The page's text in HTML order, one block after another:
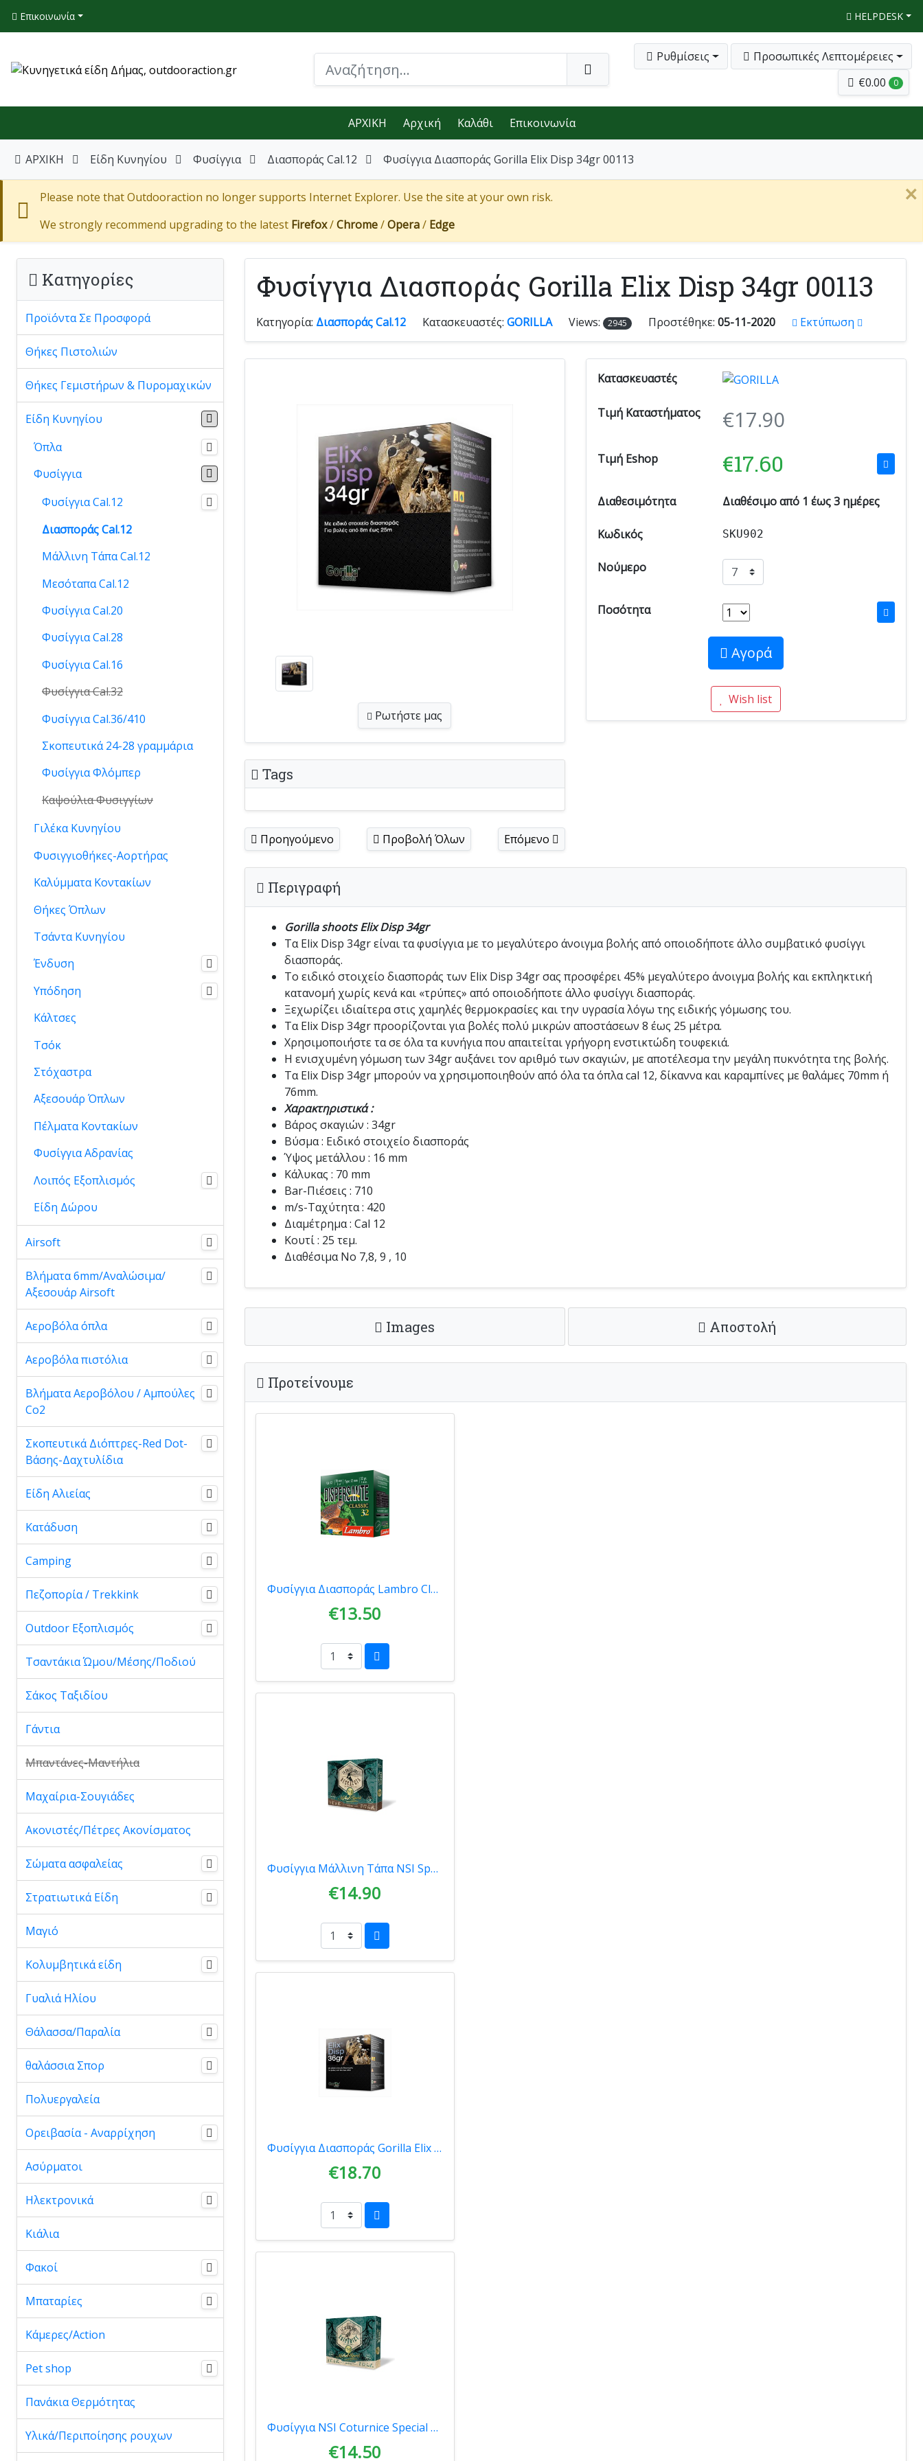
Επικοινωνία HELPDESK
Ρυθμίσεις
Προσωπικές Λεπτομέρειες
€0.00
0
ΑΡΧΙΚΗ Αρχική Καλάθι Επικοινωνία
ΑΡΧΙΚΗ Είδη Κυνηγίου Φυσίγγια Διασποράς Cal.12 Φυσίγγια Διασποράς Gorilla Elix Disp 34gr 00113
Please note that Outdooraction no longer supports Internet Explorer. Use the site at your own risk.
We strongly recommend upgrading to the latest Firefox/Chrome/Opera/ Edge
×
Φυσίγγια Διασποράς Gorilla Elix Disp 34gr 00113
Κατηγορία: Διασποράς Cal.12 Κατασκευαστές: GORILLA Views: 2945 Προστέθηκε: 05-11-2020 Εκτύπωση
Ρωτήστε μας
Tags
Προηγούμενο Προβολή Όλων Επόμενο
Κατασκευαστές
Τιμή Καταστήματος €17.90
Τιμή Eshop €17.60
Διαθεσιμότητα Διαθέσιμο από 1 έως 3 ημέρες
Κωδικός SKU902
Νούμερο
Ποσότητα
Αγορά
Wish list
Περιγραφή
Gorilla shoots Elix Disp 34gr
Τα Elix Disp 34gr είναι τα φυσίγγια με το μεγαλύτερο άνοιγμα βολής από οποιοδήποτε άλλο συμβατικό φυσίγγι
διασποράς.
Το ειδικό στοιχείο διασποράς των Elix Disp 34gr σας προσφέρει 45% μεγαλύτερο άνοιγμα βολής και εκπληκτική
κατανομή χωρίς κενά και «τρύπες» από οποιοδήποτε άλλο φυσίγγι διασποράς.
Ξεχωρίζει ιδιαίτερα στις χαμηλές θερμοκρασίες και την υγρασία λόγω της ειδικής γόμωσης του.
Τα Elix Disp 34gr προορίζονται για βολές πολύ μικρών αποστάσεων 8 έως 25 μέτρα.
Χρησιμοποιήστε τα σε όλα τα κυνήγια που απαιτείται γρήγορη ενστικτώδη τουφεκιά.
Η ενισχυμένη γόμωση των 34gr αυξάνει τον αριθμό των σκαγιών, με αποτέλεσμα την μεγάλη πυκνότητα της βολής.
Τα Elix Disp 34gr μπορούν να χρησιμοποιηθούν από όλα τα όπλα cal 12, δίκαννα και καραμπίνες με θαλάμες 70mm ή
76mm.
Χαρακτηριστικά :
Βάρος σκαγιών : 34gr
Βύσμα : Ειδικό στοιχείο διασποράς
Ύψος μετάλλου : 16 mm
Κάλυκας : 70 mm
Bar-Πιέσεις : 710
m/s-Ταχύτητα : 420
Διαμέτρημα : Cal 12
Κουτί : 25 τεμ.
Διαθέσιμα Νο 7,8, 9 , 10
Images Αποστολή
Προτείνουμε
Φυσίγγια Διασποράς Lambro Classic 32gr
€13.50
Φυσίγγια Μάλλινη Τάπα NSΙ Special Collection Μπεκάτσα 34gr 00043
€14.90
Φυσίγγια Διασποράς Gorilla Elix Disp 36gr 00120
€18.70
Φυσίγγια NSΙ Coturnice Special Collection Πέρδικα 37gr 00077
€14.50
Κατηγορίες
Προϊόντα Σε Προσφορά
Θήκες Πιστολιών
Θήκες Γεμιστήρων & Πυρομαχικών
Είδη Κυνηγίου
Όπλα
Φυσίγγια
Φυσίγγια Cal.12
Διασποράς Cal.12
Μάλλινη Τάπα Cal.12
Μεσόταπα Cal.12
Φυσίγγια Cal.20
Φυσίγγια Cal.28
Φυσίγγια Cal.16
Φυσίγγια Cal.32
Φυσίγγια Cal.36/410
Σκοπευτικά 24-28 γραμμάρια
Φυσίγγια Φλόμπερ
Καψούλια Φυσιγγίων
Γιλέκα Κυνηγίου
Φυσιγγιοθήκες-Αορτήρας
Καλύμματα Κοντακίων
Θήκες Όπλων
Τσάντα Κυνηγίου
Ένδυση
Υπόδηση
Κάλτσες
Τσόκ
Στόχαστρα
Αξεσουάρ Όπλων
Πέλματα Κοντακίων
Φυσίγγια Αδρανίας
Λοιπός Εξοπλισμός
Είδη Δώρου
Airsoft
Βλήματα 6mm/Αναλώσιμα/
Αξεσουάρ Airsoft
Αεροβόλα όπλα
Αεροβόλα πιστόλια
Βλήματα Αεροβόλου / Αμπούλες
Co2
Σκοπευτικά Διόπτρες-Red Dot-
Βάσης-Δαχτυλίδια
Είδη Αλιείας
Κατάδυση
Camping
Πεζοπορία / Trekkink
Outdoor Εξοπλισμός
Τσαντάκια Ώμου/Μέσης/Ποδιού
Σάκος Ταξιδίου
Γάντια
Μπαντάνες-Μαντήλια
Μαχαίρια-Σουγιάδες
Ακονιστές/Πέτρες Ακονίσματος
Σώματα ασφαλείας
Στρατιωτικά Είδη
Μαγιό
Κολυμβητικά είδη
Γυαλιά Ηλίου
Θάλασσα/Παραλία
θαλάσσια Σπορ
Πολυεργαλεία
Ορειβασία - Αναρρίχηση
Ασύρματοι
Ηλεκτρονικά
Κιάλια
Φακοί
Μπαταρίες
Κάμερες/Action
Pet shop
Πανάκια Θερμότητας
Υλικά/Περιποίησης ρουχων